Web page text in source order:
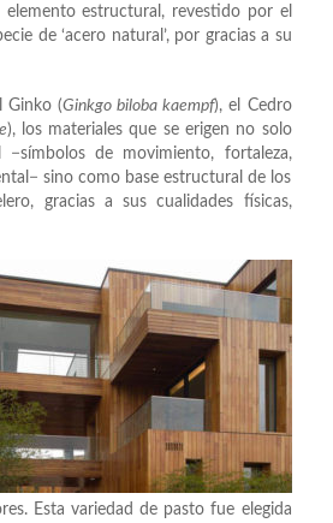
estructural, revestido por el
de ‘acero natural’, por gracias a su
Ginko (Ginkgo biloba kaempf), el Cedro
), los materiales que se erigen no solo
de movimiento, fortaleza,
sino como base estructural de los
gracias a sus cualidades físicas,
Esta variedad de pasto fue elegida